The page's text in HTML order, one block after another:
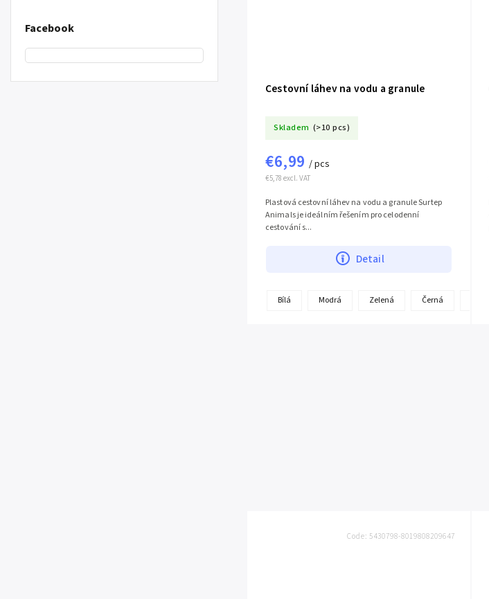
Facebook
Cestovní láhev na vodu a granule
Skladem (>10 pcs)
€5,78 excl. VAT
€6,99 / pcs
Detail
Plastová cestovní láhev na vodu a granule Surtep
Animals je ideálním řešením pro celodenní
cestování s...
Bílá Modrá Zelená Černá
Code: 5430798-8019808209647